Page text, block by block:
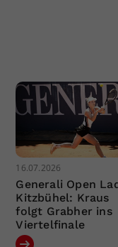
16.07.2026
Generali Open
Kitzbühel: Kraus
folgt Grabher ins
Viertelfinale